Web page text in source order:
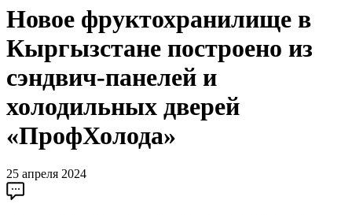
Новое фруктохранилище в
Кыргызстане построено из
сэндвич-панелей и
холодильных дверей
«ПрофХолода»
25 апреля 2024